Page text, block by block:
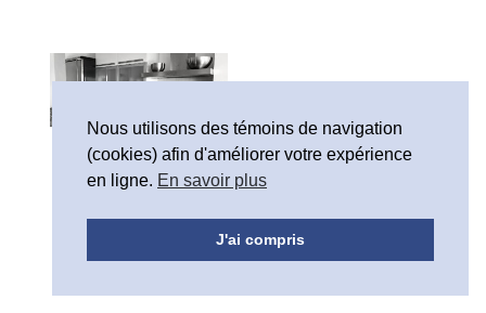
5 conseils pour
désencombrer à la
Airbnb
13 mai 2026
Nous utilisons des témoins de navigation
(cookies) afin d'améliorer votre expérience
en ligne. En savoir plus
J'ai compris